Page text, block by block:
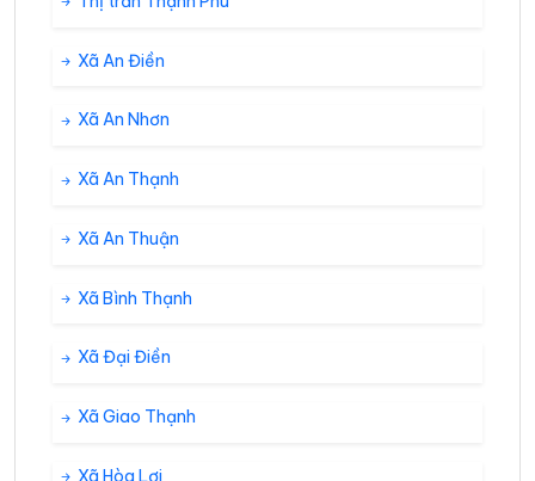
Xã An Điền
Xã An Nhơn
Xã An Thạnh
Xã An Thuận
Xã Bình Thạnh
Xã Đại Điền
Xã Giao Thạnh
Xã Hòa Lợi